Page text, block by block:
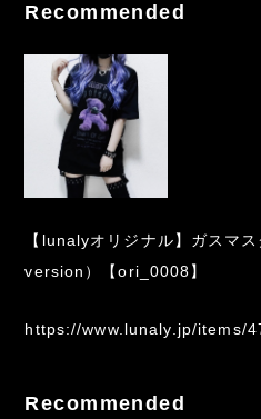
Recommended
【lunalyオリジナル】ガスマ
version）【ori_0008】
https://www.lunaly.jp/items/
Recommended